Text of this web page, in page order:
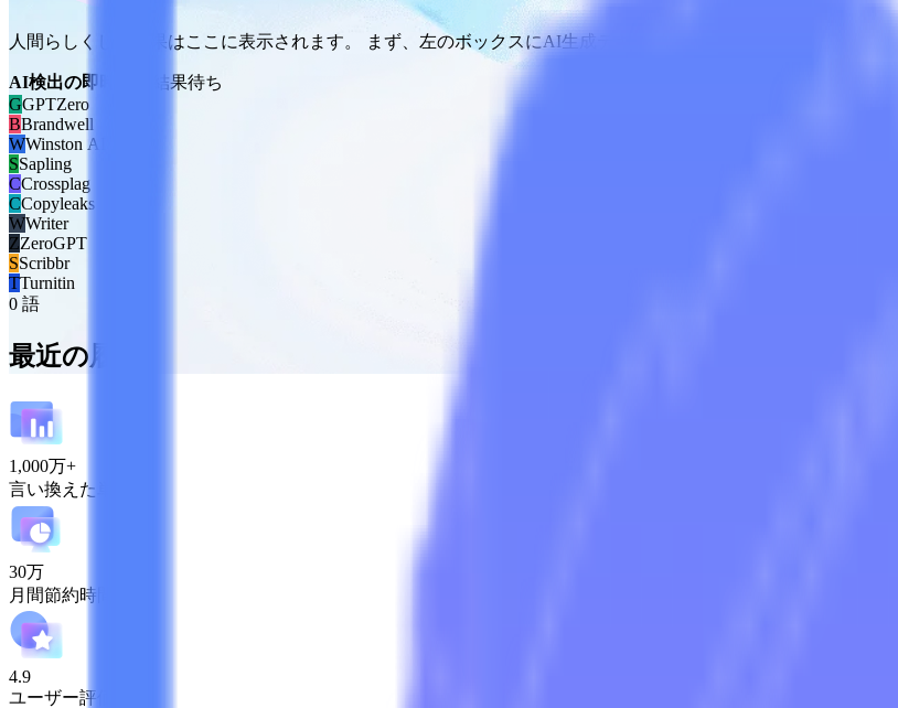
人間らしくした結果はここに表示されます。 まず、左のボックスにAI生成テキストを貼り付けてください。
AI検出の即時結果
結果待ち
GGPTZero
BBrandwell
WWinston AI
SSapling
CCrossplag
CCopyleaks
WWriter
ZZeroGPT
SScribbr
TTurnitin
0 語
最近の履歴
1,000万+
言い換えた単語数
30万
月間節約時間
4.9
ユーザー評価